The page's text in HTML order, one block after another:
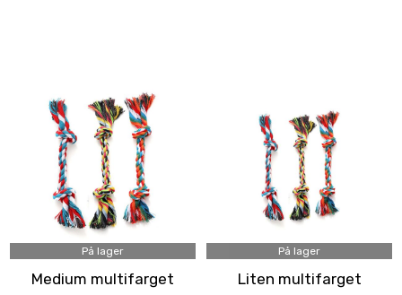
På lager
Medium multifarget
På lager
Liten multifarget